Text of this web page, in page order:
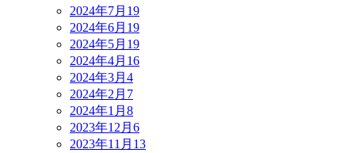
2024年7月 19
2024年6月 19
2024年5月 19
2024年4月 16
2024年3月 4
2024年2月 7
2024年1月 8
2023年12月 6
2023年11月 13